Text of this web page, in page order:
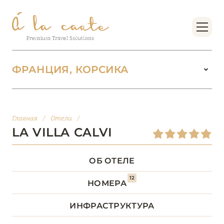
ФРАНЦИЯ, КОРСИКА
БОРДО (НОВАЯ
АКВИТАНИЯ)
14
БРЕТАНЬ 5
БУРГУНДИЯ
Главная / Отели /
LA VILLA CALVI
ОБ ОТЕЛЕ
НОМЕРА
12
ИНФРАСТРУКТУРА